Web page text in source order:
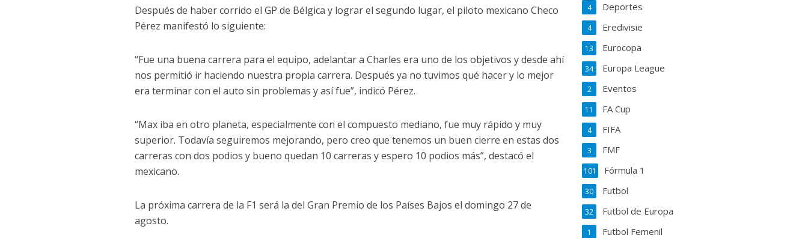
Después de haber corrido el GP de Bélgica y lograr el segundo lugar, el piloto mexicano Checo
Pérez manifestó lo siguiente:
“Fue una buena carrera para el equipo, adelantar a Charles era uno de los objetivos y desde ahí
nos permitió ir haciendo nuestra propia carrera. Después ya no tuvimos qué hacer y lo mejor
era terminar con el auto sin problemas y así fue”, indicó Pérez.
“Max iba en otro planeta, especialmente con el compuesto mediano, fue muy rápido y muy
superior. Todavía seguiremos mejorando, pero creo que tenemos un buen cierre en estas dos
carreras con dos podios y bueno quedan 10 carreras y espero 10 podios más”, destacó el
mexicano.
La próxima carrera de la F1 será la del Gran Premio de los Países Bajos el domingo 27 de
agosto.
Deportes
4
Eredivisie
4
Eurocopa
13
Europa League
34
Eventos
2
FA Cup
11
FIFA
4
FMF
3
Fórmula 1
101
Futbol
30
Futbol de Europa
32
Futbol Femenil
1